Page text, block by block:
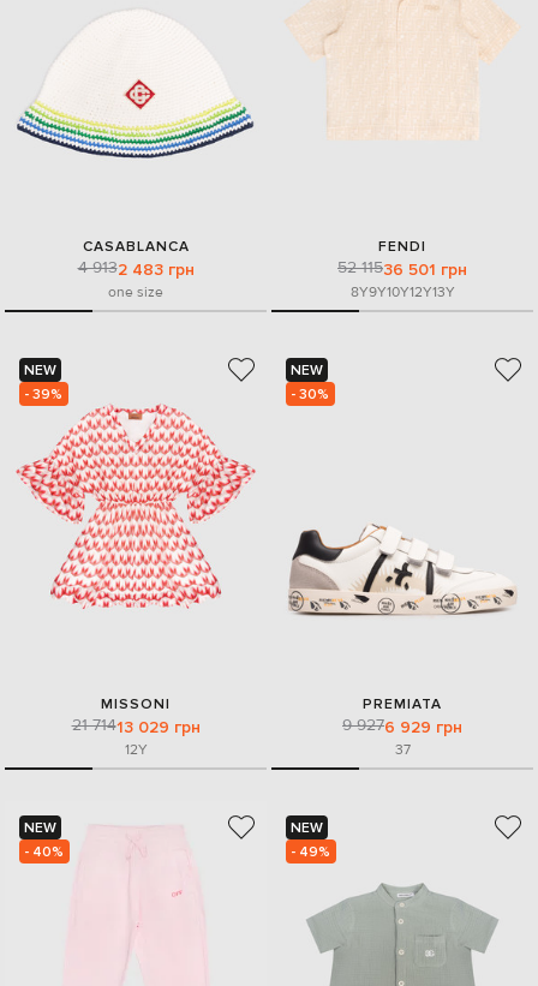
CASABLANCA
4 9132 483 грн
one size
FENDI
52 11536 501 грн
8Y9Y10Y12Y13Y
NEW
- 39%
MISSONI
21 71413 029 грн
12Y
NEW
- 30%
PREMIATA
9 9276 929 грн
37
NEW
- 40%
NEW
- 49%